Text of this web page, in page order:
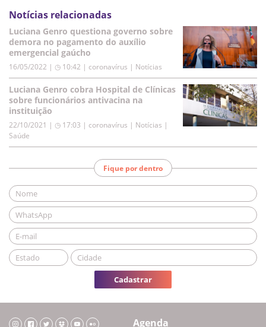
Notícias relacionadas
Luciana Genro questiona governo sobre
demora no pagamento do auxílio
emergencial gaúcho
16/05/2022 | ◷ 10:42 | coronavírus | Notícias
Luciana Genro cobra Hospital de Clínicas
sobre funcionários antivacina na
instituição
22/10/2021 | ◷ 17:03 | coronavírus | Notícias |
Saúde
Fique por dentro
Cadastrar
Agenda